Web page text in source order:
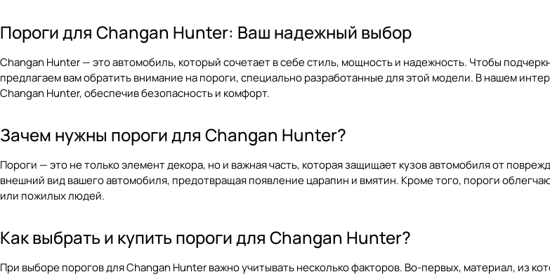
Пороги для Changan Hunter: Ваш надежный выбор
Changan Hunter — это автомобиль, который сочетает в себе стиль, мощность и надежность. Чтобы
предлагаем вам обратить внимание на пороги, специально разработанные для этой модели. В нашем
Changan Hunter, обеспечив безопасность и комфорт.
Зачем нужны пороги для Changan Hunter?
Пороги — это не только элемент декора, но и важная часть, которая защищает кузов автомобиля от
внешний вид вашего автомобиля, предотвращая появление царапин и вмятин. Кроме того, пороги
или пожилых людей.
Как выбрать и купить пороги для Changan Hunter?
При выборе порогов для Changan Hunter важно учитывать несколько факторов. Во-первых, материал, из